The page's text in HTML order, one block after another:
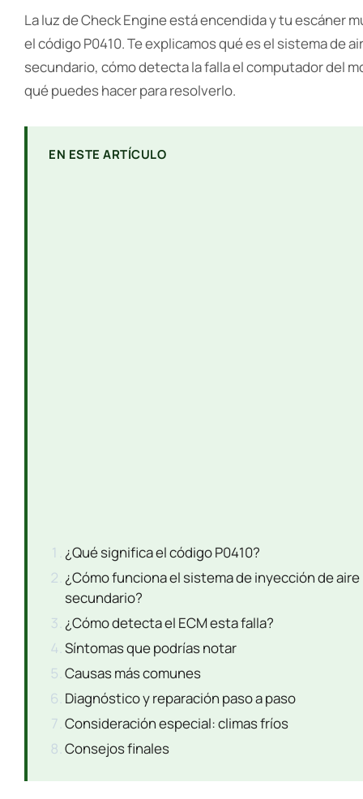
La luz de Check Engine está encendida y tu escáner
el código P0410. Te explicamos qué es el sistema de
secundario, cómo detecta la falla el computador del
qué puedes hacer para resolverlo.
EN ESTE ARTÍCULO
¿Qué significa el código P0410?
¿Cómo funciona el sistema de inyección de aire
secundario?
¿Cómo detecta el ECM esta falla?
Síntomas que podrías notar
Causas más comunes
Diagnóstico y reparación paso a paso
Consideración especial: climas fríos
Consejos finales